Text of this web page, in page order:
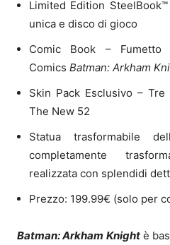
Limited Edition
unica e disco di gioco
Comic Book –
Comics Batman: Arkham
Skin Pack Esclusivo –
The New 52
Statua trasformabile
completamente
realizzata con splendidi
Prezzo: 199.99€ (solo per
Batman: Arkham Knightè